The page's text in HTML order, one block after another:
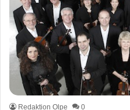
Redaktion Olpe 0